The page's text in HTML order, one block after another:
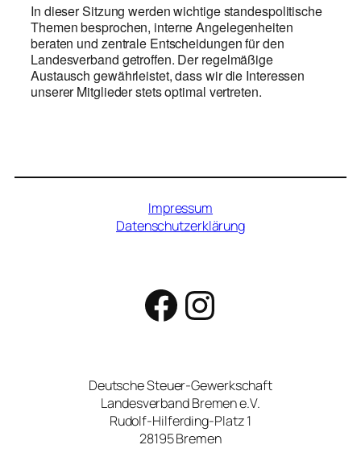
In dieser Sitzung werden wichtige standespolitische
Themen besprochen, interne Angelegenheiten
beraten und zentrale Entscheidungen für den
Landesverband getroffen. Der regelmäßige
Austausch gewährleistet, dass wir die Interessen
unserer Mitglieder stets optimal vertreten.
Impressum
Datenschutzerklärung
Facebook Instagram
Deutsche Steuer-Gewerkschaft
Landesverband Bremen e.V.
Rudolf-Hilferding-Platz 1
28195 Bremen